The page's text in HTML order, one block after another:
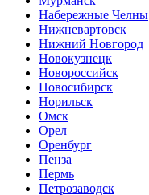
Набережные Челны
Нижневартовск
Нижний Новгород
Новокузнецк
Новороссийск
Новосибирск
Норильск
Омск
Орел
Оренбург
Пенза
Пермь
Петрозаводск